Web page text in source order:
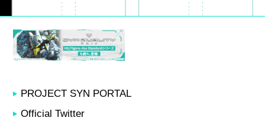
PROJECT SYN PORTAL
Official Twitter